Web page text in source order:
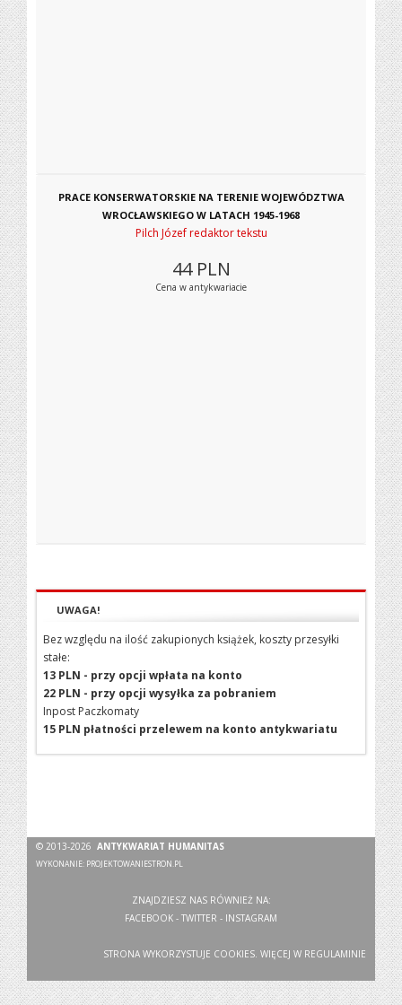
PRACE KONSERWATORSKIE NA TERENIE WOJEWÓDZTWA
WROCŁAWSKIEGO W LATACH 1945-1968
Pilch Józef redaktor tekstu
44 PLN
Cena w antykwariacie
UWAGA!
Bez względu na ilość zakupionych książek, koszty przesyłki
stałe:
13 PLN - przy opcji wpłata na konto
22 PLN - przy opcji wysyłka za pobraniem
Inpost Paczkomaty
15 PLN płatności przelewem na konto antykwariatu
© 2013-2026ANTYKWARIAT HUMANITAS
WYKONANIE: PROJEKTOWANIESTRON.PL
ZNAJDZIESZ NAS RÓWNIEŻ NA:
FACEBOOK - TWITTER - INSTAGRAM
STRONA WYKORZYSTUJE COOKIES. WIĘCEJ W REGULAMINIE